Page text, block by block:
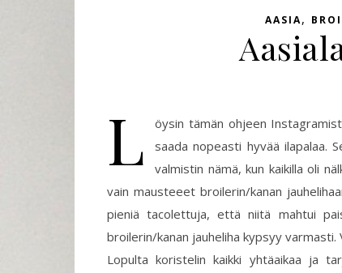
AASIA,
L
öysin tämän ohjeen
saada nopeasti hyvää ilapalaa.
valmistin nämä, kun kaikilla oli
vain mausteeet broilerin/kanan
pieniä tacolettuja, että niitä mahtui
broilerin/kanan jauheliha kypsyy
Lopulta koristelin kaikki yhtäaikaa ja